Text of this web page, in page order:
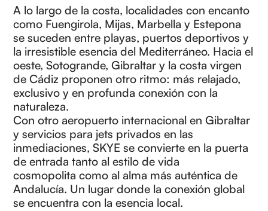
A lo largo de la costa, localidades con encanto
como Fuengirola, Mijas, Marbella y Estepona
se suceden entre playas, puertos deportivos y
la irresistible esencia del Mediterráneo. Hacia el
oeste, Sotogrande, Gibraltar y la costa virgen
de Cádiz proponen otro ritmo: más relajado,
exclusivo y en profunda conexión con la
naturaleza.
Con otro aeropuerto internacional en Gibraltar
y servicios para jets privados en las
inmediaciones, SKYE se convierte en la puerta
de entrada tanto al estilo de vida
cosmopolita como al alma más auténtica de
Andalucía. Un lugar donde la conexión global
se encuentra con la esencia local.